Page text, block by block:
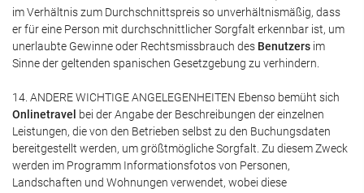
im Verhältnis zum Durchschnittspreis so unverhältnismäßig, dass
er für eine Person mit durchschnittlicher Sorgfalt erkennbar ist, um
unerlaubte Gewinne oder Rechtsmissbrauch des Benutzers im
Sinne der geltenden spanischen Gesetzgebung zu verhindern.
14. ANDERE WICHTIGE ANGELEGENHEITEN Ebenso bemüht sich
Onlinetravel bei der Angabe der Beschreibungen der einzelnen
Leistungen, die von den Betrieben selbst zu den Buchungsdaten
bereitgestellt werden, um größtmögliche Sorgfalt. Zu diesem Zweck
werden im Programm Informationsfotos von Personen,
Landschaften und Wohnungen verwendet, wobei diese